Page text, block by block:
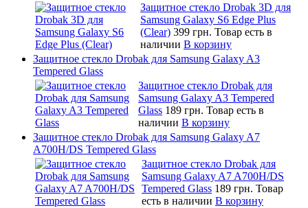
Защитное стекло Drobak 3D для
Samsung Galaxy S6 Edge Plus
(Clear) 399 грн. Товар есть в
наличии В корзину
Защитное стекло Drobak для Samsung Galaxy A3
Tempered Glass
Защитное стекло Drobak для
Samsung Galaxy A3 Tempered
Glass 189 грн. Товар есть в
наличии В корзину
Защитное стекло Drobak для Samsung Galaxy A7
A700H/DS Tempered Glass
Защитное стекло Drobak для
Samsung Galaxy A7 A700H/DS
Tempered Glass 189 грн. Товар
есть в наличии В корзину